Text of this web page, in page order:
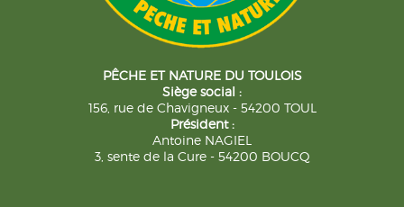
PÊCHE ET NATURE DU TOULOIS
Siège social :
156, rue de Chavigneux - 54200 TOUL
Président :
Antoine NAGIEL
3, sente de la Cure - 54200 BOUCQ